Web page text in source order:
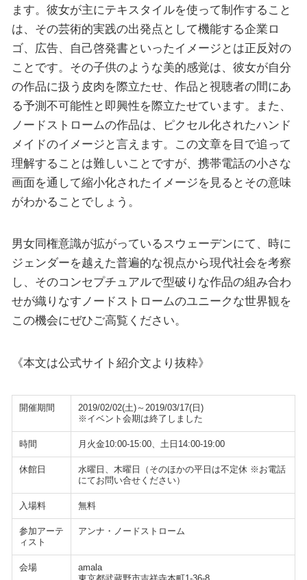
ます。彼女が主にテキスタイルを使って制作すること
は、その芸術的実践の出発点として機能する企業ロ
ゴ、広告、自己啓発書といったイメージとは正反対の
ことです。その子供のような美的感覚は、彼女が自分
の作品に扱う皮肉を際立たせ、作品と視聴者の間にあ
る予測不可能性と即興性を際立たせています。また、
ノードストロームの作品は、ピクセル化されたハンド
メイドのイメージと言えます。この文章を目で追って
理解することは難しいことですが、携帯電話の小さな
画面を通して縮小化されたイメージを見るとその意味
がわかることでしょう。
男女同権意識が拡がっているスウェーデンにて、時に
ジェンダーを越えた普遍的な視点から現代社会を考察
し、そのコンセプチュアルで型破りな作品の組み合わ
せが織りなすノードストロームのユニークな世界観を
この機会にぜひご高覧ください。
《本文は公式サイト紹介文より抜粋》
開催期間
2019/02/02(土)～2019/03/17(日)
※イベント会期は終了しました
時間 月火金10:00-15:00、土日14:00-19:00
休館日
水曜日、木曜日（そのほかの平日は不定休 ※お電話
にてお問い合せください）
入場料 無料
参加アーテ
ィスト
アンナ・ノードストローム
会場
amala